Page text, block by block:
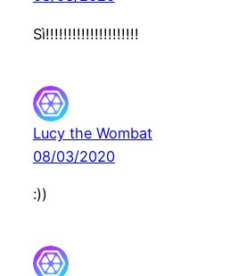
Sì!!!!!!!!!!!!!!!!!!!!!
Lucy the Wombat
08/03/2020
:))